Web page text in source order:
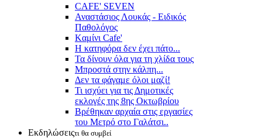
CAFE' SEVEN
Αναστάσιος Λουκάς - Ειδικός
Παθολόγος
Kαμίνι Cafe'
Η κατηφόρα δεν έχει πάτο...
Τα δίνουν όλα για τη χλίδα τους
Μπροστά στην κάλπη...
Δεν τα φάγαμε όλοι μαζί!
Τι ισχύει για τις Δημοτικές
εκλογές της 8ης Οκτωβρίου
Βρέθηκαν αρχαία στις εργασίες
του Μετρό στο Γαλάτσι..
Εκδηλώσειςτι θα συμβεί